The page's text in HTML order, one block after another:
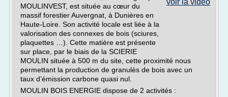
voir la vidéo
MOULINVEST, est située au cœur du
massif forestier Auvergnat, à Dunières en
Haute-Loire. Son activité locale est liée à la
valorisation des connexes de bois (sciures,
plaquettes …). Cette matière est présente
sur place, par le biais de la SCIERIE
MOULIN située à 500 m du site, cette proximité nous
permettant la production de granulés de bois avec un
taux d’émission carbone quasi nul.
MOULIN BOIS ENERGIE dispose de 2 activités :